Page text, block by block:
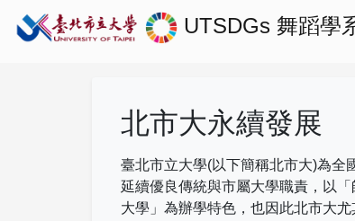
UTSDGs 舞蹈學
北市大永續發展
臺北市立大學(以下簡稱北市大)為全
延續優良傳統與市屬大學職責，以
大學」為辦學特色，也因此北市大